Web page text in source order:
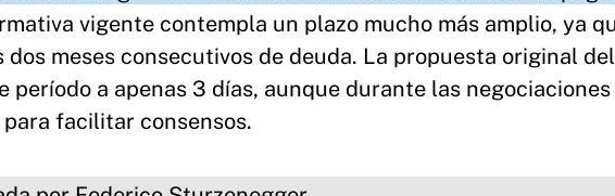
vigente contempla un plazo mucho más amplio, ya
meses consecutivos de deuda. La propuesta original del
período a apenas 3 días, aunque durante las negociaciones
facilitar consensos.